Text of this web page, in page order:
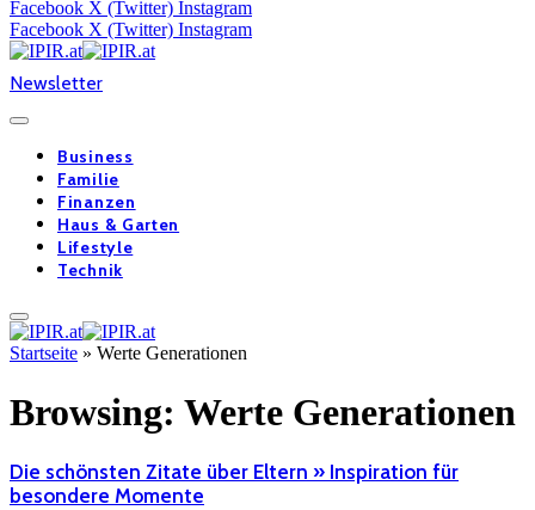
Facebook X (Twitter) Instagram
Facebook X (Twitter) Instagram
Newsletter
Business
Familie
Finanzen
Haus & Garten
Lifestyle
Technik
Startseite » Werte Generationen
Browsing: Werte Generationen
Die schönsten Zitate über Eltern » Inspiration für
besondere Momente